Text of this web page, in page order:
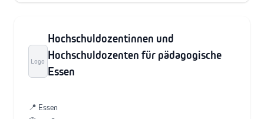
Logo
Hochschuldozentinnen und
Hochschuldozenten für pädagogische
Essen
📍 Essen